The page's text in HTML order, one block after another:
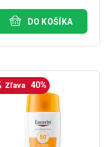
DO KOŠÍKA
Zľava 40%